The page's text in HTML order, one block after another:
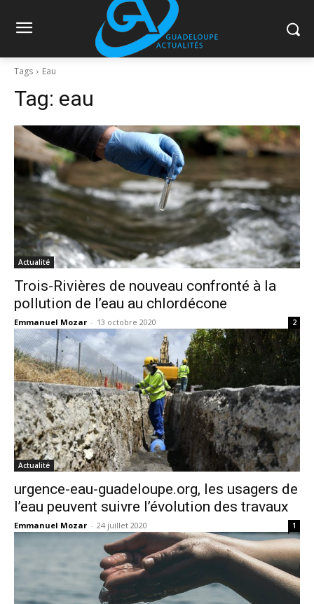
Tags Eau
Tag: eau
Actualité
Trois-Rivières de nouveau confronté à la
pollution de l’eau au chlordécone
Emmanuel Mozar - 13 octobre 2020 2
Actualité
urgence-eau-guadeloupe.org, les usagers de
l’eau peuvent suivre l’évolution des travaux
Emmanuel Mozar - 24 juillet 2020 1